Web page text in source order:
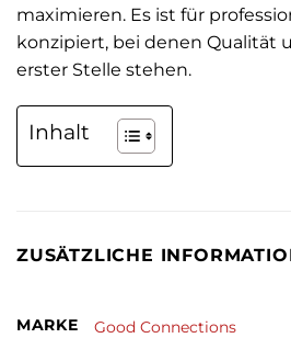
maximieren. Es ist für
konzipiert, bei denen Qualität
erster Stelle stehen.
Inhalt
ZUSÄTZLICHE
MARKE Good Connections